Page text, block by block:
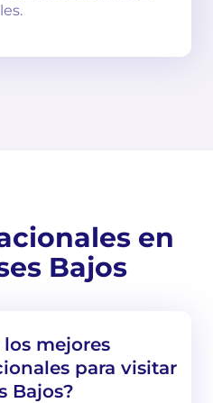
en
Bajos
los mejores
para visitar
Bajos?